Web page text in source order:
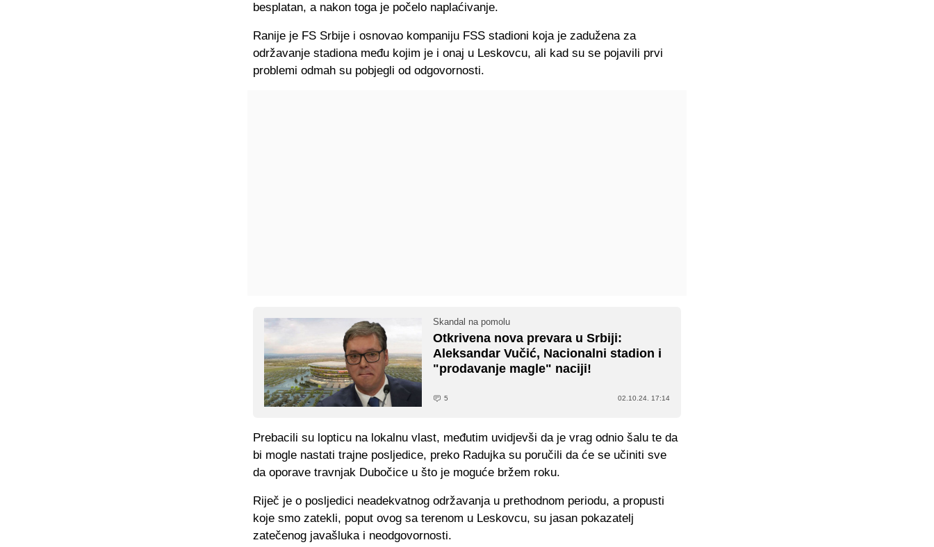
besplatan, a nakon toga je počelo naplaćivanje.
Ranije je FS Srbije i osnovao kompaniju FSS stadioni koja je zadužena za
održavanje stadiona među kojim je i onaj u Leskovcu, ali kad su se pojavili prvi
problemi odmah su pobjegli od odgovornosti.
Skandal na pomolu
Otkrivena nova prevara u Srbiji:
Aleksandar Vučić, Nacionalni stadion i
"prodavanje magle" naciji!
5 02.10.24. 17:14
Prebacili su lopticu na lokalnu vlast, međutim uvidjevši da je vrag odnio šalu te da
bi mogle nastati trajne posljedice, preko Radujka su poručili da će se učiniti sve
da oporave travnjak Dubočice u što je moguće bržem roku.
Riječ je o posljedici neadekvatnog održavanja u prethodnom periodu, a propusti
koje smo zatekli, poput ovog sa terenom u Leskovcu, su jasan pokazatelj
zatečenog javašluka i neodgovornosti.